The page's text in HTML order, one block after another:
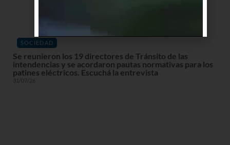
SOCIEDAD
Se reunieron los 19 directores de Tránsito de las
intendencias y se acordaron pautas normativas para los
patines eléctricos. Escuchá la entrevista
31/07/26